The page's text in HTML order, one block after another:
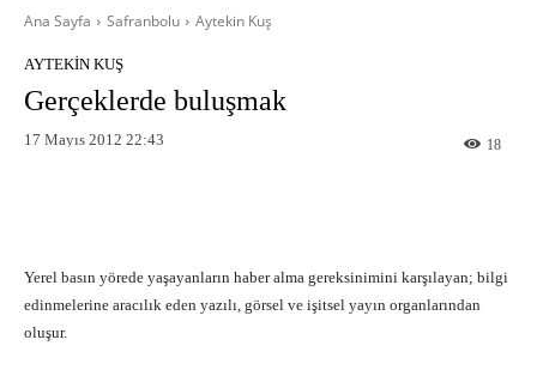
Ana Sayfa Safranbolu Aytekin Kuş
AYTEKIN KUŞ
Gerçeklerde buluşmak
17 Mayıs 2012 22:43 18
Yerel basın yörede yaşayanların haber alma gereksinimini karşılayan; bilgi
edinmelerine aracılık eden yazılı, görsel ve işitsel yayın organlarından
oluşur.